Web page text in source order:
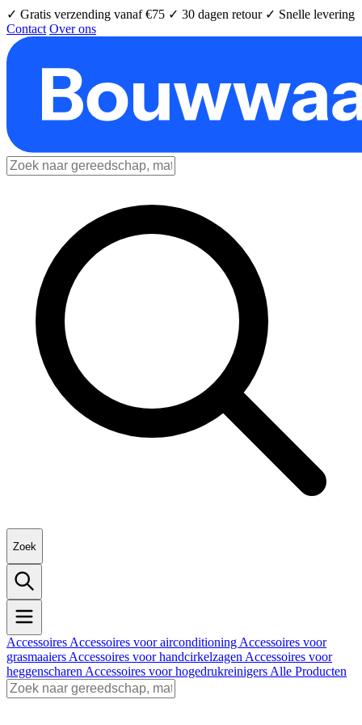
✓ Gratis verzending vanaf €75 ✓ 30 dagen retour ✓ Snelle levering
Contact Over ons
Zoek
Accessoires Accessoires voor airconditioning Accessoires voor
grasmaaiers Accessoires voor handcirkelzagen Accessoires voor
heggenscharen Accessoires voor hogedrukreinigers Alle Producten